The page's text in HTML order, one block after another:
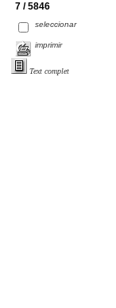
7 / 5846
seleccionar
imprimir
Text complet